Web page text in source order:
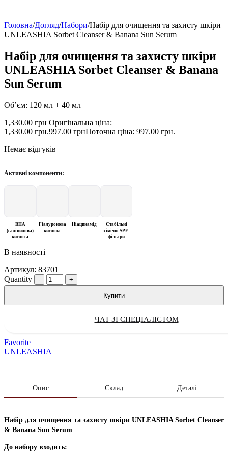
Головна/Догляд/Набори/Набір для очищення та захисту шкіри
UNLEASHIA Sorbet Cleanser & Banana Sun Serum
Набір для очищення та захисту шкіри
UNLEASHIA Sorbet Cleanser & Banana
Sun Serum
Об’єм: 120 мл + 40 мл
1,330.00грн Оригінальна ціна:
1,330.00 грн.997.00 грнПоточна ціна: 997.00 грн.
Немає відгуків
Активні компоненти:
BHA
(саліцилова)
кислота
Гіалуронова
кислота
Ніацинамід
Стабільні
хімічні SPF-
фільтри
В наявності
Артикул: 83701
Quantity
Купити
ЧАТ ЗІ СПЕЦІАЛІСТОМ
Favorite
UNLEASHIA
Опис Склад Деталі
Набір для очищення та захисту шкіри UNLEASHIA Sorbet Cleanser
& Banana Sun Serum
До набору входить: